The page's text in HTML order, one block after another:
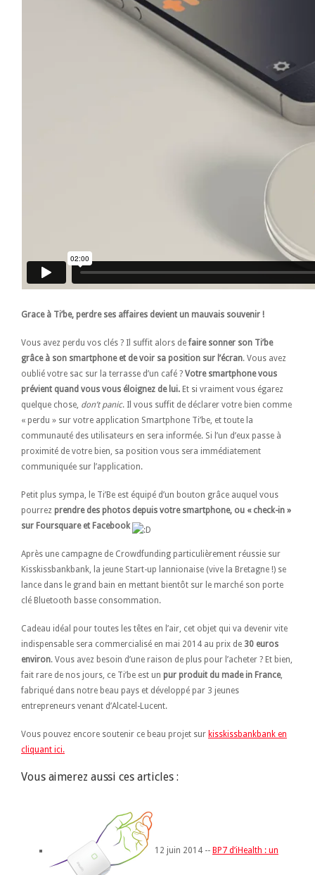
Grace à Ti’be, perdre ses affaires devient un mauvais souvenir !
Vous avez perdu vos clés ? Il suffit alors defaire sonner son Ti’be
grâce à son smartphone et de voir sa position sur l’écran. Vous avez
oublié votre sac sur la terrasse d’un café ? Votre smartphone vous
prévient quand vous vous éloignez de lui. Et si vraiment vous égarez
quelque chose, don’t panic. Il vous suffit de déclarer votre bien comme
« perdu » sur votre application Smartphone Ti’be, et toute la
communauté des utilisateurs en sera informée. Si l’un d’eux passe à
proximité de votre bien, sa position vous sera immédiatement
communiquée sur l’application.
Petit plus sympa, le Ti’Be est équipé d’un bouton grâce auquel vous
pourrez prendre des photos depuis votre smartphone, ou « check-in »
sur Foursquare et Facebook
Après une campagne de Crowdfunding particulièrement réussie sur
Kisskissbankbank, la jeune Start-up lannionaise (vive la Bretagne !) se
lance dans le grand bain en mettant bientôt sur le marché son porte
clé Bluetooth basse consommation.
Cadeau idéal pour toutes les têtes en l’air, cet objet qui va devenir vite
indispensable sera commercialisé en mai 2014 au prix de 30 euros
environ. Vous avez besoin d’une raison de plus pour l’acheter ? Et bien,
fait rare de nos jours, ce Ti’be est un pur produit du made in France,
fabriqué dans notre beau pays et développé par 3 jeunes
entrepreneurs venant d’Alcatel-Lucent.
Vous pouvez encore soutenir ce beau projet sur kisskissbankbank en
cliquant ici.
Vous aimerez aussi ces articles :
12 juin 2014 -- BP7 d’iHealth : un